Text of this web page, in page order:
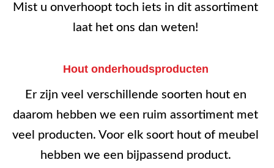
op
de
Mist u onverhoopt toch iets in dit assortiment
laat het ons dan weten!
Hout onderhoudsproducten
Er zijn veel verschillende soorten hout en
daarom hebben we een ruim assortiment met
veel producten. Voor elk soort hout of meubel
hebben we een bijpassend product.